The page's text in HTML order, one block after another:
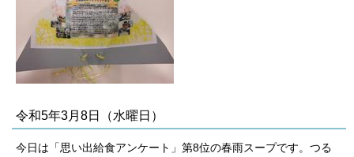
令和5年3月8日（水曜日）
今日は「思い出給食アンケート」第8位の春雨スープです。つる